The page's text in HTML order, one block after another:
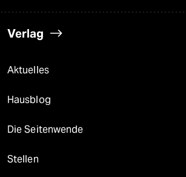
Verlag
Aktuelles
Hausblog
Die Seitenwende
Stellen